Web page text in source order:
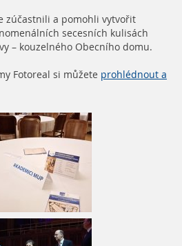
zúčastnili a pomohli vytvořit
secesních kulisách
– kouzelného Obecního domu.
Fotoreal si můžete prohlédnout a